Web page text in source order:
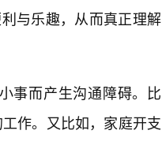
与乐趣，从而真正理解
事而产生沟通障碍。比
作。又比如，家庭开支